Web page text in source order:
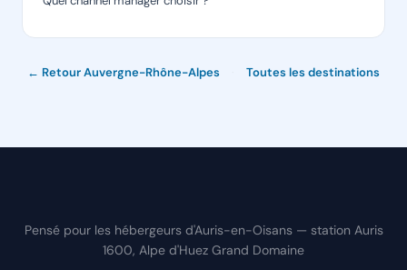
← Retour Auvergne-Rhône-Alpes Toutes les destinations
Pensé pour les hébergeurs d'Auris-en-Oisans — station Auris
1600, Alpe d'Huez Grand Domaine